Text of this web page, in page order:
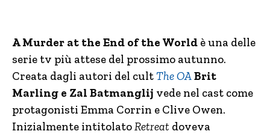
A Murder at the End of the World è una delle
serie tv più attese del prossimo autunno.
Creata dagli autori del cultThe OABrit
Marling e Zal Batmanglij vede nel cast come
protagonisti Emma Corrin e Clive Owen.
Inizialmente intitolatoRetreat doveva